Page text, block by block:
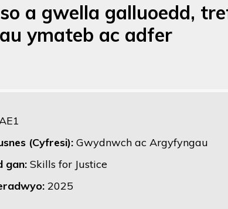
a gwella galluoedd,
ymateb ac adfer
(Cyfresi): Gwydnwch ac Argyfyngau
gan: Skills for Justice
2025